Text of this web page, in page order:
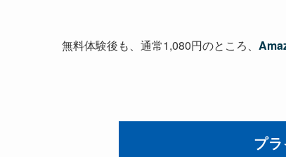
無料体験後も、通常1,080円のところ、
プ